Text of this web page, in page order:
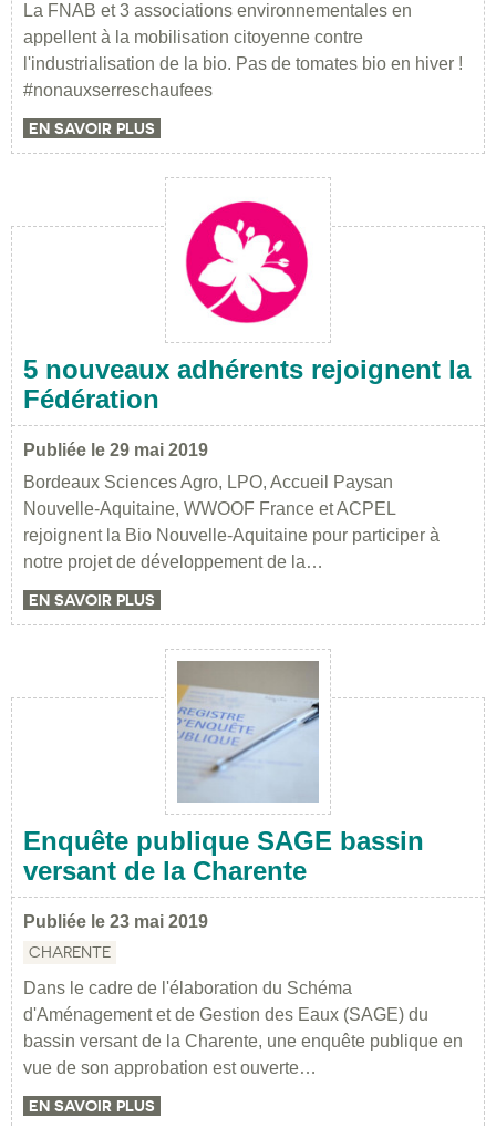
La FNAB et 3 associations environnementales en
appellent à la mobilisation citoyenne contre
l'industrialisation de la bio. Pas de tomates bio en hiver !
#nonauxserreschaufees
EN SAVOIR PLUS
5 nouveaux adhérents rejoignent la
Fédération
Publiée le 29 mai 2019
Bordeaux Sciences Agro, LPO, Accueil Paysan
Nouvelle-Aquitaine, WWOOF France et ACPEL
rejoignent la Bio Nouvelle-Aquitaine pour participer à
notre projet de développement de la…
EN SAVOIR PLUS
Enquête publique SAGE bassin
versant de la Charente
Publiée le 23 mai 2019
CHARENTE
Dans le cadre de l'élaboration du Schéma
d'Aménagement et de Gestion des Eaux (SAGE) du
bassin versant de la Charente, une enquête publique en
vue de son approbation est ouverte…
EN SAVOIR PLUS